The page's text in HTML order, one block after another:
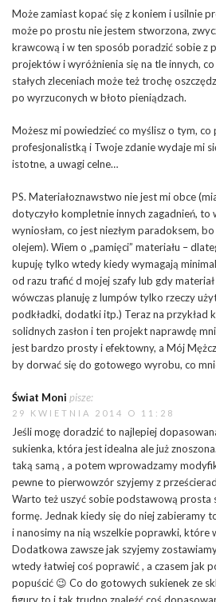
Może zamiast kopać się z koniem i usilnie
może po prostu nie jestem stworzona,
krawcową i w ten sposób poradzić sobie z
projektów i wyróżnienia się na tle innych,
stałych zleceniach może też trochę
po wyrzuconych w błoto pieniądzach.
Możesz mi powiedzieć co myślisz o tym, co
profesjonalistką i Twoje zdanie wydaje mi
istotne, a uwagi celne…
PS. Materiałoznawstwo nie jest mi obce
dotyczyło kompletnie innych zagadnień, to
wyniosłam, co jest niezłym paradoksem,
olejem). Wiem o „pamięci” materiału –
kupuję tylko wtedy kiedy wymagają
od razu trafić d mojej szafy lub gdy
wówczas planuję z lumpów tylko rzeczy
podkładki, dodatki itp.) Teraz na przykład
solidnych zasłon i ten projekt naprawdę
jest bardzo prosty i efektowny, a Mój
by dorwać się do gotowego wyrobu, co
Świat Moni pisze:
29 KWIETNIA 2014 O 11:28
Jeśli mogę doradzić to najlepiej
sukienka, która jest idealna ale już
taką samą , a potem wprowadzamy
pewne to pierwowzór szyjemy z
Warto też uszyć sobie podstawową prosta
formę. Jednak kiedy się do niej zabieramy
i nanosimy na nią wszelkie poprawki, które
Dodatkowa zawsze jak szyjemy
wtedy łatwiej coś poprawić , a czasem jak
popuścić 😉 Co do gotowych sukienek ze